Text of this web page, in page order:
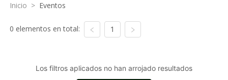
Inicio > Eventos
0 elementos en total: 1
Los filtros aplicados no han arrojado resultados